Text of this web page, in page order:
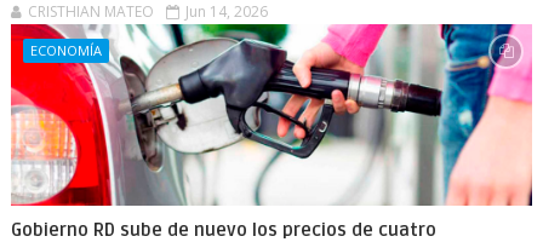
CRISTHIAN MATEO Jun 14, 2026
ECONOMÍA
Gobierno RD sube de nuevo los precios de cuatro